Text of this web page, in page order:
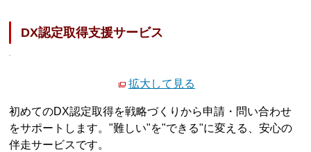
DX認定取得支援サービス
拡大して見る
初めてのDX認定取得を戦略づくりから申請・問い合わせ
をサポートします。"難しい"を"できる"に変える、安心の
伴走サービスです。